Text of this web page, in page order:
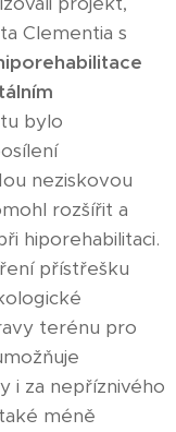
Clementia s
bylo
neziskovou
rozšířit a
hiporehabilitaci.
přístřešku
terénu pro
i za nepříznivého
méně